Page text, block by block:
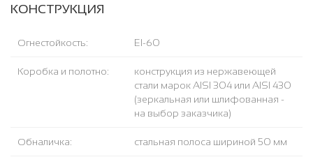
КОНСТРУКЦИЯ
Огнестойкость: EI-60
Коробка и полотно:
конструкция из нержавеющей
стали марок AISI 304 или AISI 430
(зеркальная или шлифованная -
на выбор заказчика)
Обналичка: стальная полоса шириной 50 мм